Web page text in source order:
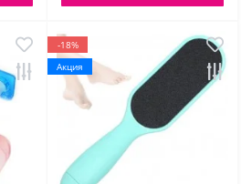
-18%
Акция